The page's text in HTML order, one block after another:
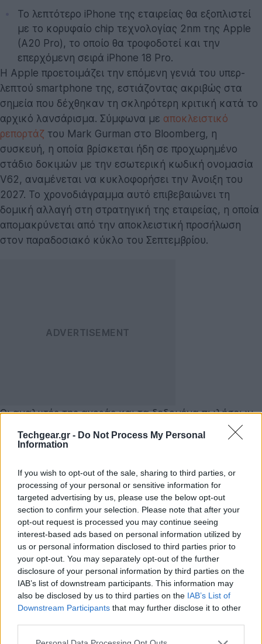
Techgear.gr - Do Not Process My Personal
Information
If you wish to opt-out of the sale, sharing to third parties, or
processing of your personal or sensitive information for
targeted advertising by us, please use the below opt-out
section to confirm your selection. Please note that after your
opt-out request is processed you may continue seeing
interest-based ads based on personal information utilized by
us or personal information disclosed to third parties prior to
your opt-out. You may separately opt-out of the further
disclosure of your personal information by third parties on the
IAB’s list of downstream participants. This information may
also be disclosed by us to third parties on the IAB’s List of
Downstream Participants that may further disclose it to other
Please note that this website/app uses one or more Google
Το λεπτότερο iPhone της εταιρείας θα εξοπλιστεί
με το κορυφαίο chip τεχνολογίας 2nm της Apple
(A20 Pro), το οποίο θα τροφοδοτεί και την
επερχόμενη σειρά iPhone 18 Pro.
Η Apple προετοιμάζει την επόμενη γενιά του υπερ-
λεπτού smartphone της, εστιάζοντας ακριβώς στα
σημεία που δέχθηκαν τη σκληρότερη κριτική κατά το
αρχικό λανσάρισμα. Σύμφωνα με αποκλειστικό
ρεπορτάζ του Mark Gurman στο Bloomberg, η
συσκευή, η οποία βρίσκεται ήδη σε προχωρημένο
στάδιο δοκιμών με την εσωτερική κωδική ονομασία
V62, αναμένεται να κυκλοφορήσει την Άνοιξη του
2027. Το χρονοδιάγραμμα αυτό επιβεβαιώνει τη
δομική αλλαγή στη στρατηγική της εταιρείας, η οποία
απομακρύνεται από την αποκλειστική προσήλωση
στον παραδοσιακό κύκλο του Σεπτεμβρίου.
Οι αναλυτές της αγοράς και τα δεδομένα πωλήσεων
κατέλαβε
μόλις το 6% των αγοραστών στις ΗΠΑ κατά το
προτιμούν συντριπτικά (49%) τις εκδόσεις Pro. Η
αιτία ήταν ξεκάθαρα οι υποχωρήσεις στον τομέα της
φωτογραφίας και της αυτονομίας προκειμένου να
διατηρηθεί το πάχος στα 5.6 χιλιοστά, οι οποίες δεν
δικαιολογούσαν την premium τιμολόγηση της
συσκευής. ΤοiPhone Air 2στοχεύει να γεφυρώσει
αυτό το χάσμα χωρίς να θυσιάσει την ταυτότητά του.
Η σημαντικότερη και πιο ορατή προσθήκη στο
επερχόμενο μοντέλο θα είναι η ενσωμάτωση μιας
δεύτερης κάμερας στο πίσω μέρος. Η πρώτη γενιά
επικρίθηκε έντονα για τη διάταξη του μοναδικού